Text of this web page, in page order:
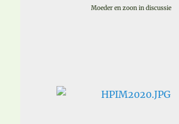
Moeder en zoon in discussie